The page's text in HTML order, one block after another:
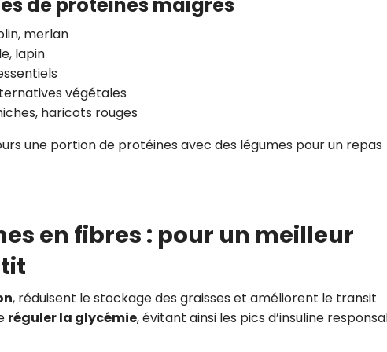
merlan
lapin
végétales
haricots rouges
une portion de protéines avec des légumes pour un repas
en fibres : pour un meilleur
, réduisent le stockage des graisses et améliorent le transit
réguler la glycémie, évitant ainsi les pics d’insuline